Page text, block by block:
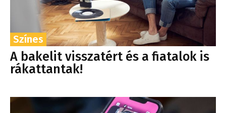
Színes
A bakelit visszatért és a fiatalok is
rákattantak!